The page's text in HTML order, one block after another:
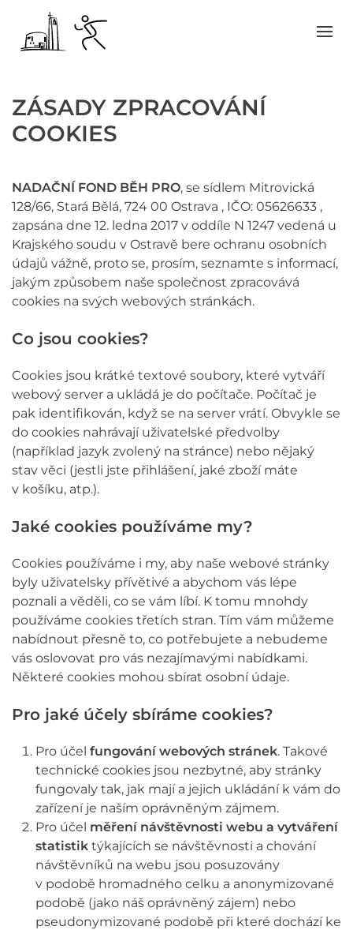
ZÁSADY ZPRACOVÁNÍ
COOKIES
NADAČNÍ FOND BĚH PRO, se sídlem Mitrovická
128/66, Stará Bělá, 724 00 Ostrava , IČO: 05626633 ,
zapsána dne 12. ledna 2017 v oddíle N 1247 vedená u
Krajského soudu v Ostravě bere ochranu osobních
údajů vážně, proto se, prosím, seznamte s informací,
jakým způsobem naše společnost zpracovává
cookies na svých webových stránkách.
Co jsou cookies?
Cookies jsou krátké textové soubory, které vytváří
webový server a ukládá je do počítače. Počítač je
pak identifikován, když se na server vrátí. Obvykle se
do cookies nahrávají uživatelské předvolby
(například jazyk zvolený na stránce) nebo nějaký
stav věci (jestli jste přihlášení, jaké zboží máte
v košíku, atp.).
Jaké cookies používáme my?
Cookies používáme i my, aby naše webové stránky
byly uživatelsky přívětivé a abychom vás lépe
poznali a věděli, co se vám líbí. K tomu mnohdy
používáme cookies třetích stran. Tím vám můžeme
nabídnout přesně to, co potřebujete a nebudeme
vás oslovovat pro vás nezajímavými nabídkami.
Některé cookies mohou sbírat osobní údaje.
Pro jaké účely sbíráme cookies?
Pro účel fungování webových stránek. Takové
technické cookies jsou nezbytné, aby stránky
fungovaly tak, jak mají a jejich ukládání k vám do
zařízení je naším oprávněným zájmem.
Pro účel měření návštěvnosti webu a vytváření
statistik týkajících se návštěvnosti a chování
návštěvníků na webu jsou posuzovány
v podobě hromadného celku a anonymizované
podobě (jako náš oprávněný zájem) nebo
pseudonymizované podobě při které dochází ke